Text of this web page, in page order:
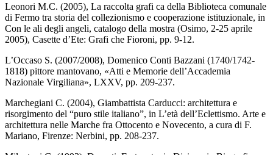
Leonori M.C. (2005), La raccolta grafi ca della Biblioteca comunale
di Fermo tra storia del collezionismo e cooperazione istituzionale, in
Con le ali degli angeli, catalogo della mostra (Osimo, 2-25 aprile
2005), Casette d’Ete: Grafi che Fioroni, pp. 9-12.
L’Occaso S. (2007/2008), Domenico Conti Bazzani (1740/1742-
1818) pittore mantovano, «Atti e Memorie dell’Accademia
Nazionale Virgiliana», LXXV, pp. 209-237.
Marchegiani C. (2004), Giambattista Carducci: architettura e
risorgimento del “puro stile italiano”, in L’età dell’Eclettismo. Arte e
architettura nelle Marche fra Ottocento e Novecento, a cura di F.
Mariano, Firenze: Nerbini, pp. 208-237.